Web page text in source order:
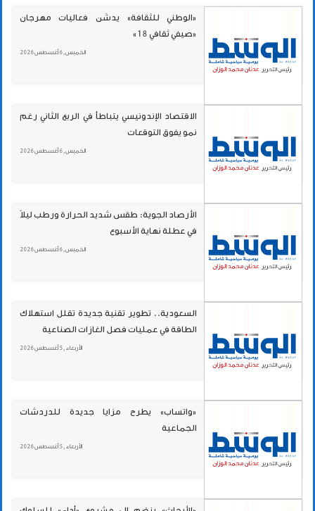
«الوطني للثقافة» يدشن فعاليات مهرجان
«صيفي ثقافي 18»
الخميس , 6 أغسطس 2026
الاقتصاد الإندونيسي يتباطأ في الربع الثاني رغم
نمو يفوق التوقعات
الخميس , 6 أغسطس 2026
الأرصاد الجوية: طقس شديد الحرارة ورطب ليلاً
في عطلة نهاية الأسبوع
الخميس , 6 أغسطس 2026
السعودية.. تطوير تقنية جديدة تقلل استهلاك
الطاقة في عمليات فصل الغازات الصناعية
الأربعاء , 5 أغسطس 2026
«واتساب» يطرح مزايا جديدة للدردشات
الجماعية
الأربعاء , 5 أغسطس 2026